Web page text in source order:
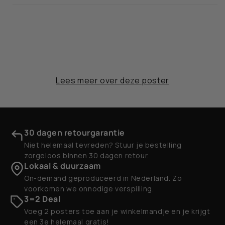
Lees meer over deze poster
30 dagen retourgarantie
Niet helemaal tevreden? Stuur je bestelling
zorgeloos binnen 30 dagen retour.
Lokaal & duurzaam
On-demand geproduceerd in Nederland. Zo
voorkomen we onnodige verspilling.
3=2 Deal
Voeg 2 posters toe aan je winkelmandje en je krijgt
een 3e helemaal gratis!